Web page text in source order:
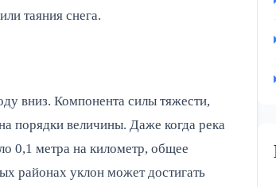
таяния снега.
вниз. Компонента силы тяжести,
порядки величины. Даже когда река
0,1 метра на километр, общее
районах уклон может достигать